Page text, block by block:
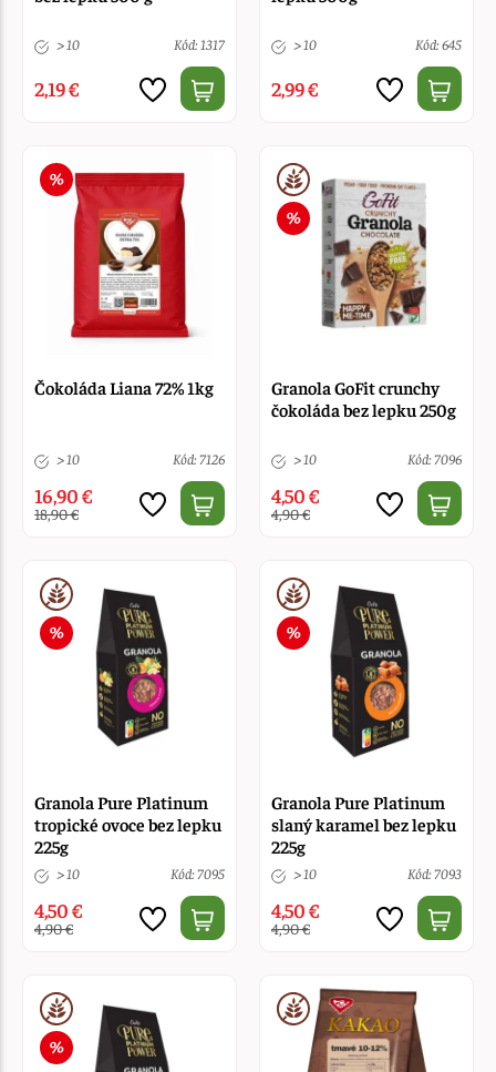
> 10 Kód: 1317
2,19 €
> 10 Kód: 645
2,99 €
Čokoláda Liana 72% 1kg
> 10 Kód: 7126
16,90 €
18,90 €
Granola GoFit crunchy
čokoláda bez lepku 250g
> 10 Kód: 7096
4,50 €
4,90 €
Granola Pure Platinum
tropické ovoce bez lepku
225g
> 10 Kód: 7095
4,50 €
4,90 €
Granola Pure Platinum
slaný karamel bez lepku
225g
> 10 Kód: 7093
4,50 €
4,90 €